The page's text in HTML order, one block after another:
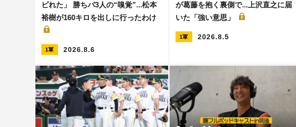
ビれた」 勝ちパ3人の“嗅覚”...松本
裕樹が160キロを出しに行ったわけ
1軍 2026.8.6
が葛藤を抱く裏側で...上沢直之に届
いた「強い意思」
1軍 2026.8.5